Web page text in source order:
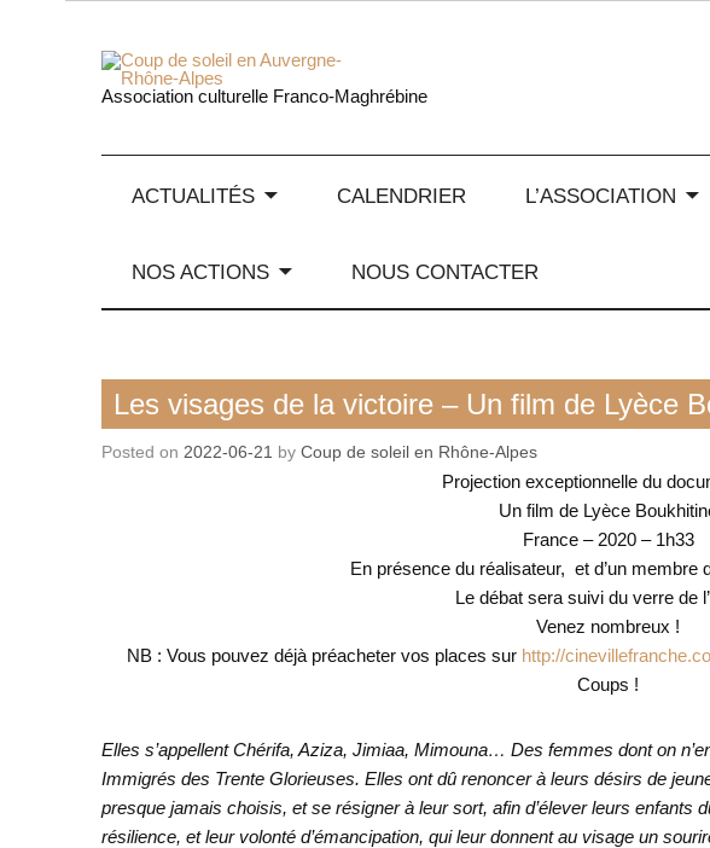
Coup de soleil
Association culturelle Franco-Maghrébine
ACTUALITÉS CALENDRIER L’ASSOCIATION
NOS ACTIONS NOUS CONTACTER
Film
Les visages de la victoire – Un film de Lyèce
Posted on 2022-06-21 byCoup de soleil en Rhône-Alpes
Projection exceptionnelle du
Un film de Lyèce
France – 2020 – 1h33
En présence du réalisateur, et d’un membre
Le débat sera suivi du verre de
Venez nombreux !
NB : Vous pouvez déjà préacheter vos places sur http://
Coups !
Elles s’appellent Chérifa, Aziza, Jimiaa, Mimouna… Des femmes dont on
Immigrés des Trente Glorieuses. Elles ont dû renoncer à leurs désirs de
presque jamais choisis, et se résigner à leur sort, afin d’élever leurs enfants
résilience, et leur volonté d’émancipation, qui leur donnent au visage un